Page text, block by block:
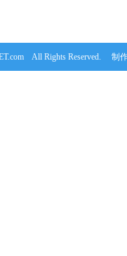
All Rights Reserved. 制